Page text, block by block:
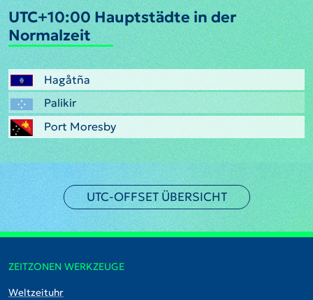
UTC+10:00 Hauptstädte in der
Normalzeit
Hagåtña
Palikir
Port Moresby
UTC-OFFSET ÜBERSICHT
ZEITZONEN WERKZEUGE
Weltzeituhr